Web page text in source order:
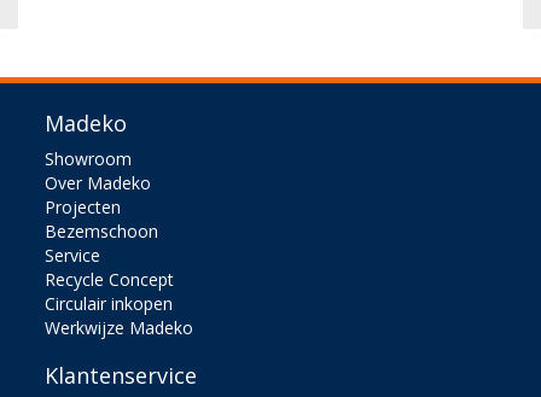
Madeko
Showroom
Over Madeko
Projecten
Bezemschoon
Service
Recycle Concept
Circulair inkopen
Werkwijze Madeko
Klantenservice